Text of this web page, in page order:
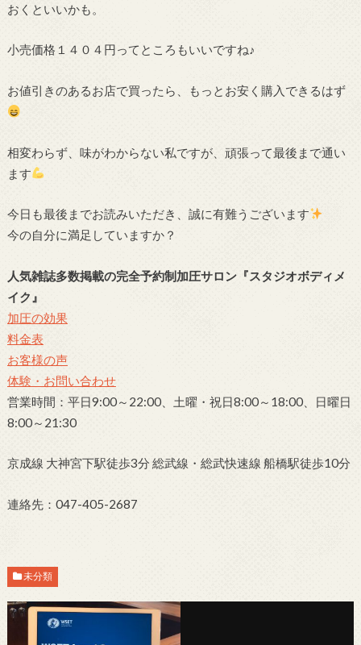
おくといいかも。
小売価格１４０４円ってところもいいですね♪
お値引きのあるお店で買ったら、もっとお安く購入できるはず
相変わらず、味がわからない私ですが、頑張って最後まで通い
ます
今日も最後までお読みいただき、誠に有難うございます
今の自分に満足していますか？
人気雑誌多数掲載の完全予約制加圧サロン『スタジオボディメ
イク』
加圧の効果
料金表
お客様の声
体験・お問い合わせ
営業時間：平日9:00～22:00、土曜・祝日8:00～18:00、日曜日
8:00～21:30
京成線 大神宮下駅徒歩3分 総武線・総武快速線 船橋駅徒歩10分
連絡先：047-405-2687
未分類